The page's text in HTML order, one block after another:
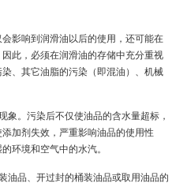
影响到润滑油以后的使用，还可能在
此，必须在润滑油的存储中充分重视
、其它油脂的污染（即混油）、机械
象。污染后不仅使油品的含水量超标，
加剂失效，严重影响油品的使用性
环境和空气中的水汽。
油品、开过封的桶装油品或取用油品的